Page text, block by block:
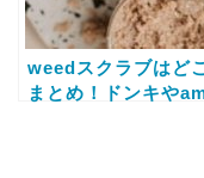
weedスクラブはど
まとめ！ドンキや